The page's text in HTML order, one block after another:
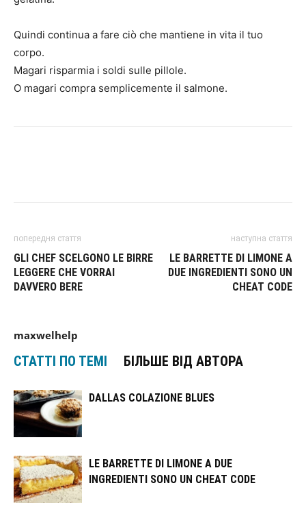
Quindi continua a fare ciò che mantiene in vita il tuo
corpo.
Magari risparmia i soldi sulle pillole.
O magari compra semplicemente il salmone.
попередня стаття
GLI CHEF SCELGONO LE BIRRE
LEGGERE CHE VORRAI
DAVVERO BERE
наступна стаття
LE BARRETTE DI LIMONE A
DUE INGREDIENTI SONO UN
CHEAT CODE
maxwelhelp
СТАТТІ ПО ТЕМІ БІЛЬШЕ ВІД АВТОРА
DALLAS COLAZIONE BLUES
LE BARRETTE DI LIMONE A DUE
INGREDIENTI SONO UN CHEAT CODE